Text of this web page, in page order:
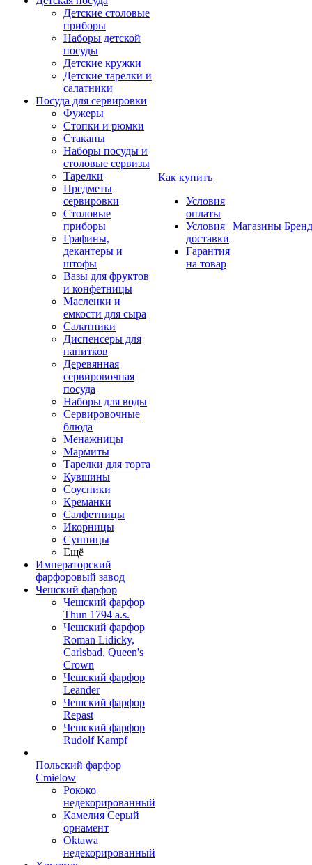
Детские столовые
приборы
Наборы детской
посуды
Детские кружки
Детские тарелки и
салатники
Посуда для сервировки
Фужеры
Стопки и рюмки
Стаканы
Наборы посуды и
столовые сервизы
Тарелки
Предметы
сервировки
Столовые
приборы
Графины,
декантеры и
штофы
Вазы для фруктов
и конфетницы
Масленки и
емкости для сыра
Салатники
Диспенсеры для
напитков
Деревянная
сервировочная
посуда
Наборы для воды
Сервировочные
блюда
Менажницы
Мармиты
Тарелки для торта
Кувшины
Соусники
Креманки
Салфетницы
Икорницы
Супницы
Ещё
Императорский
фарфоровый завод
Чешский фарфор
Чешский фарфор
Thun 1794 a.s.
Чешский фарфор
Roman Lidicky,
Carlsbad, Queen's
Crown
Чешский фарфор
Leander
Чешский фарфор
Repast
Чешский фарфор
Rudolf Kampf
Польский фарфор
Сmielow
Рококо
недекорированный
Камелия Серый
орнамент
Oktawa
недекорированный
Как купить
Условия
оплаты
Условия
доставки
Гарантия
на товар
Магазины